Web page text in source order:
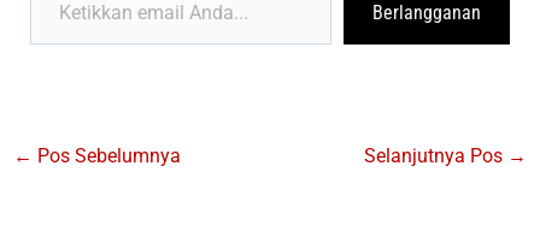
Berlangganan
← Pos Sebelumnya Selanjutnya Pos →